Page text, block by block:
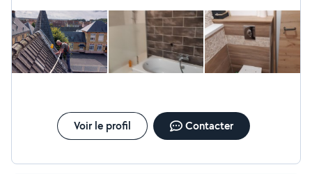
Voir le profil Contacter